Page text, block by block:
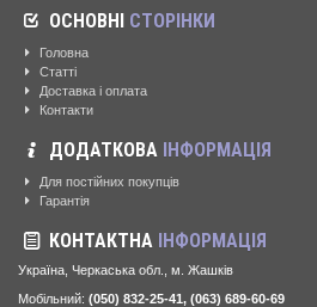
ОСНОВНІ СТОРІНКИ
Головна
Статті
Доставка і оплата
Контакти
ДОДАТКОВА ІНФОРМАЦІЯ
Для постійних покупців
Гарантія
КОНТАКТНА ІНФОРМАЦІЯ
Україна, Черкаська обл., м. Жашків
Мобільний: (050) 832-25-41, (063) 689-60-69